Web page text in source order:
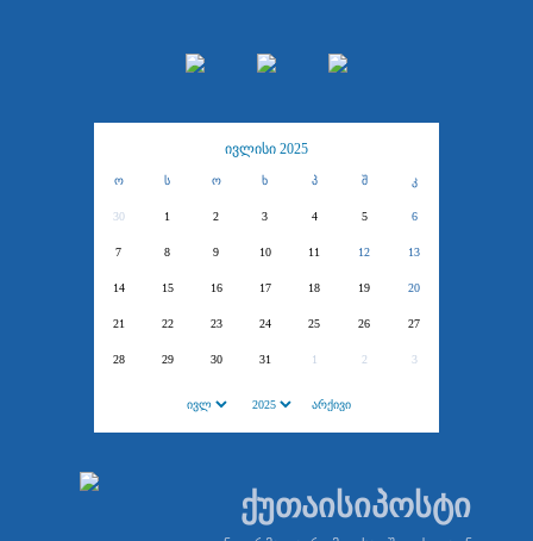
ივლისი 2025
ო ს ო ხ პ შ კ
30 1 2 3 4 5 6
7 8 9 10 11 12 13
14 15 16 17 18 19 20
21 22 23 24 25 26 27
28 29 30 31 1 2 3
ქუთაისიპოსტი